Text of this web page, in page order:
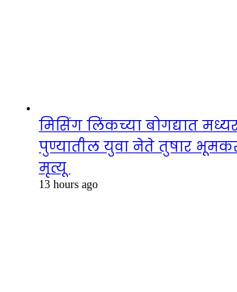
मिसिंग लिंकच्या बोगद्यात
पुण्यातील युवा नेते तुषार
मृत्यू
13 hours ago